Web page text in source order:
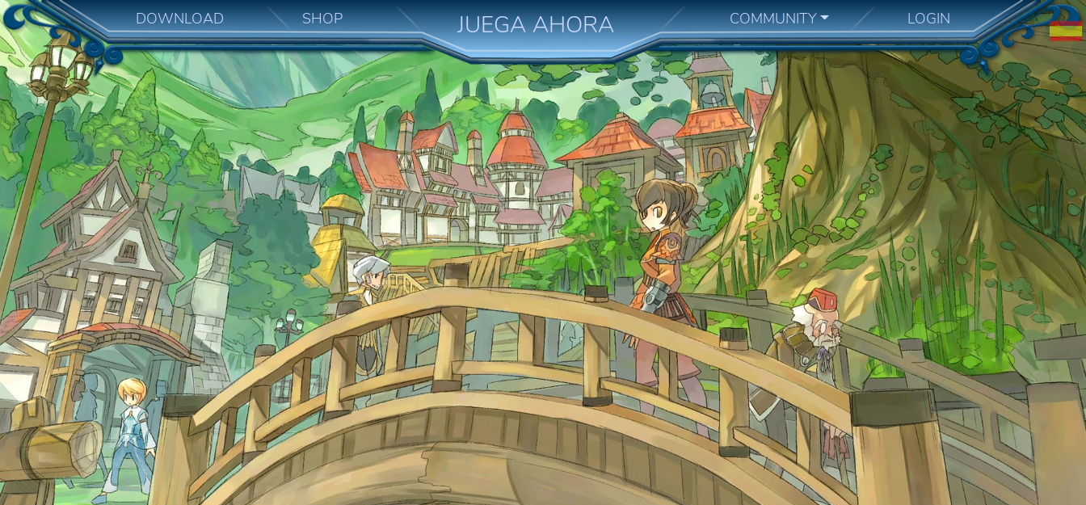
DOWNLOAD SHOP JUEGA AHORA COMMUNITY LOGIN